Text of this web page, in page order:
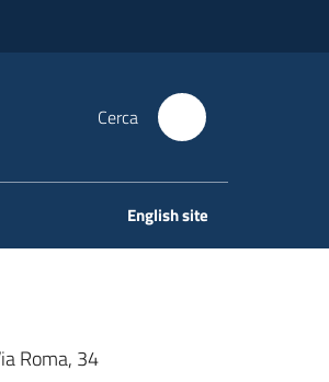
Cerca
English site
Roma, 34